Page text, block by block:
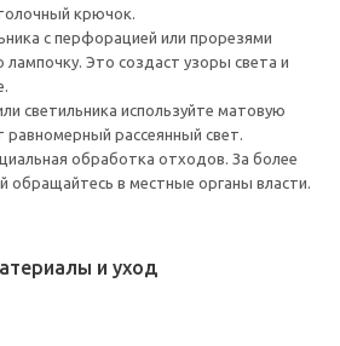
крючок.
с перфорацией или прорезями
лампочку. Это создаст узоры света и
светильника используйте матовую
равномерный рассеянный свет.
обработка отходов. За более
в местные органы власти.
и уход